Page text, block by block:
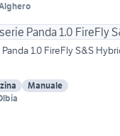
1.0 FireFly S&S
Manuale